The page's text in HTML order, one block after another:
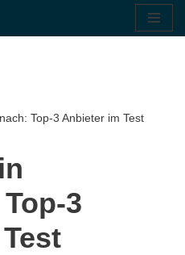
Top-3 Anbieter im Test
3